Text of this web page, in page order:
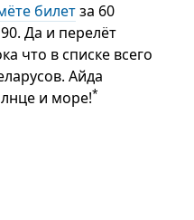
билетза 60
Да и перелёт
что в списке всего
Айда
и море!*